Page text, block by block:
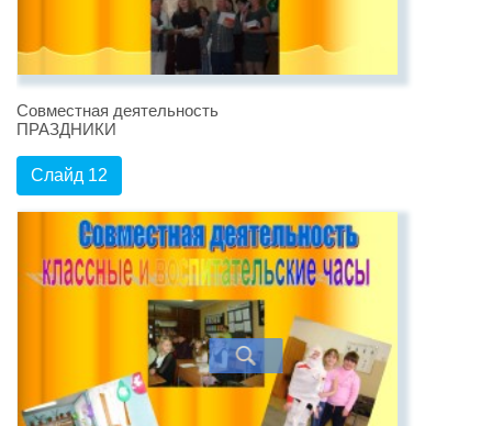
Совместная деятельность
ПРАЗДНИКИ
Слайд 12